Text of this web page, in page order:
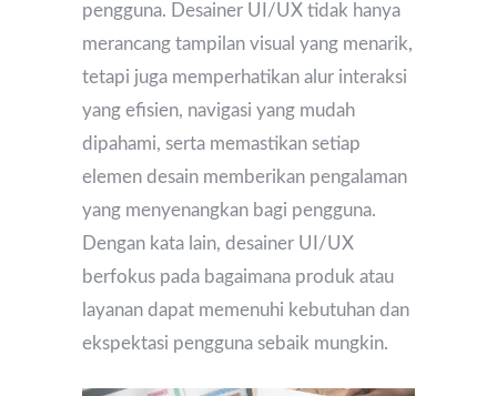
pengguna. Desainer UI/UX tidak hanya
merancang tampilan visual yang menarik,
tetapi juga memperhatikan alur interaksi
yang efisien, navigasi yang mudah
dipahami, serta memastikan setiap
elemen desain memberikan pengalaman
yang menyenangkan bagi pengguna.
Dengan kata lain, desainer UI/UX
berfokus pada bagaimana produk atau
layanan dapat memenuhi kebutuhan dan
ekspektasi pengguna sebaik mungkin.